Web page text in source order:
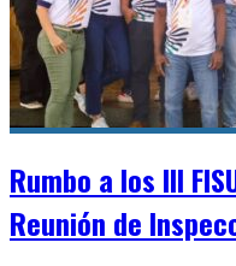
Rumbo a los III
Reunión de